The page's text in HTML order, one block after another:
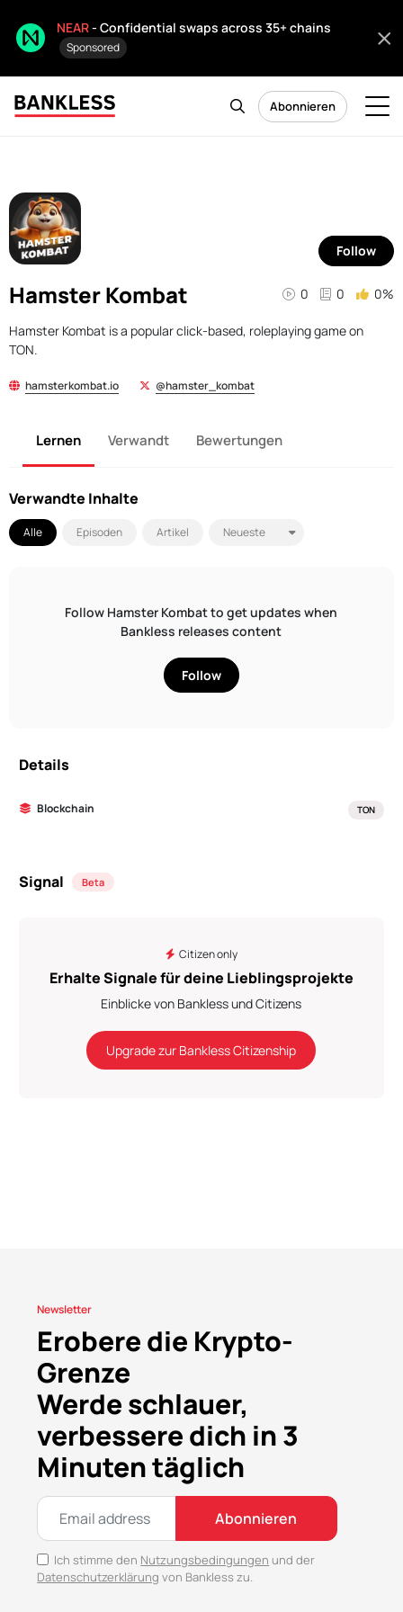
NEAR- Confidential swaps across 35+ chains
Sponsored
Abonnieren
Hamster Kombat
Follow
0 0 0%
Hamster Kombat is a popular click-based, roleplaying game on
TON.
hamsterkombat.io @hamster_kombat
Lernen Verwandt Bewertungen
Verwandte Inhalte
Alle Episoden Artikel
Follow Hamster Kombat to get updates when
Bankless releases content
Follow
Details
Blockchain TON
Signal Beta
Citizen only
Erhalte Signale für deine Lieblingsprojekte
Einblicke von Bankless und Citizens
Upgrade zur Bankless Citizenship
Newsletter
Erobere die Krypto-
Grenze
Werde schlauer,
verbessere dich in 3
Minuten täglich
Abonnieren
Ich stimme den Nutzungsbedingungen und der
Datenschutzerklärung von Bankless zu.